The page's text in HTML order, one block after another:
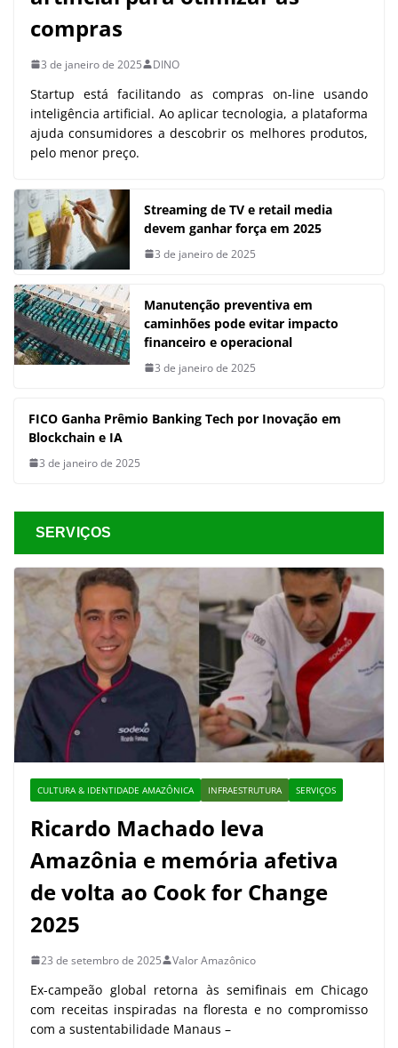
compras
3 de janeiro de 2025 DINO
Startup está facilitando as compras on-line usando
inteligência artificial. Ao aplicar tecnologia, a plataforma
ajuda consumidores a descobrir os melhores produtos,
pelo menor preço.
Streaming de TV e retail media
devem ganhar força em 2025
3 de janeiro de 2025
Manutenção preventiva em
caminhões pode evitar impacto
financeiro e operacional
3 de janeiro de 2025
FICO Ganha Prêmio Banking Tech por Inovação em
Blockchain e IA
3 de janeiro de 2025
SERVIÇOS
CULTURA & IDENTIDADE AMAZÔNICA INFRAESTRUTURA SERVIÇOS
Ricardo Machado leva
Amazônia e memória afetiva
de volta ao Cook for Change
2025
23 de setembro de 2025 Valor Amazônico
Ex-campeão global retorna às semifinais em Chicago
com receitas inspiradas na floresta e no compromisso
com a sustentabilidade Manaus –